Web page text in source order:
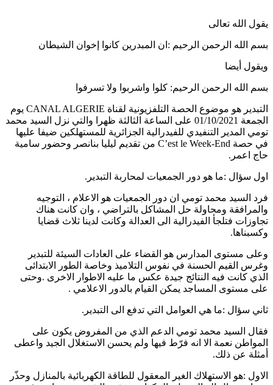
يقول الله تعالى
بسم الله الرحمن الرحيم :ان المبدرين كانوا إخوان الشيطان
ويقول أيضا
بسم الله الرحمن الرحيم: كلوا واشربوا ولا تسرفوا
التبدير هو موضوع الحصة التلفزيونية لقناة CANAL ALGERIE يوم
الجمعة 01/10/2021 على الساعة الثالثة ظهرا والتي نزل السيد محمد
تومي المدير التنفيدي للفيدرالية الجزائرية للمستهلكين ضيفا عليها
في حصة C’est le Week-End من تقديم ليليا بنانصر وحضور سامية
حاج اعمر.
اول سؤال :ما هو دور الجمعيات لمحاربة التبدير.
فرد السيد محمد تومي ان دور الجمعيات هو الاعلام ، التوجيه
والمرافقة ومحاولة حل المشاكل بالتراضي ، وان كانت هناك
تجاوزات فتلجأ الفيدرالية الى العدالة وكانت لدينا ثلاث قضايا
وكسبناها.
وعلى مستوى المدارس هو القضاء على العادات السيئة للتبدير
وغرس القيم الحسنة في نفوس التلاميذ وخاصة الطور الابتدائى
الذي كانت فيه النتائج جيدة عكس ما عليه الاطوار الاخرى .وحتى
على مستوى المساجد يمكن القيام بالدور الاعلامي .
ثاني سؤال :ما هي العوامل التي تدفع الى التبدير.
فقال السيد محمد تومي الدعم الذي من المفروض يكون على
المواطن نعمة الا انه فرّط فيها ولم يحسن الاستغلال الجيد واعطى
أمثلة عن ذلك.
الاول :هو الاستهلاك الغير المعقول للطاقة الكهربائية بالمنازل وحذّر